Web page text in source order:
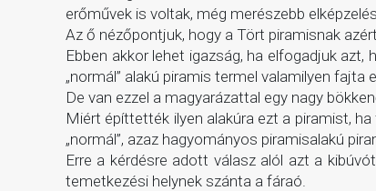
erőművek is voltak, még merészebb
Az ő nézőpontjuk, hogy a Tört piramisnak
Ebben akkor lehet igazság, ha elfogadjuk
„normál” alakú piramis termel valamilyen
De van ezzel a magyarázattal egy nagy
Miért építtették ilyen alakúra ezt a piramist,
„normál”, azaz hagyományos piramisalakú
Erre a kérdésre adott válasz alól azt a
temetkezési helynek szánta a fáraó.